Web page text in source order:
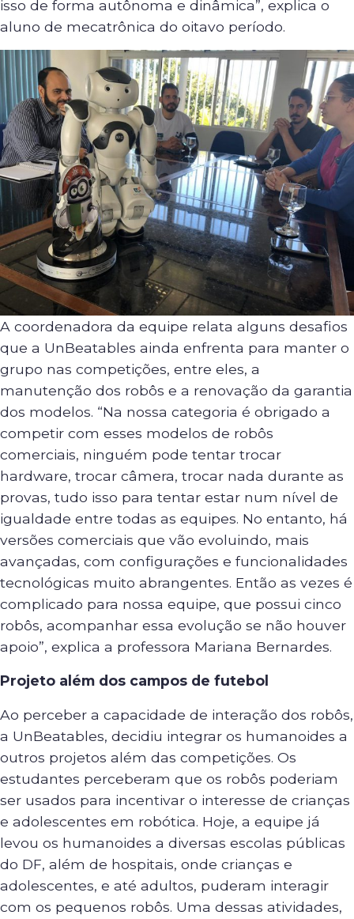
isso de forma autônoma e dinâmica”, explica o
aluno de mecatrônica do oitavo período.
A coordenadora da equipe relata alguns desafios
que a UnBeatables ainda enfrenta para manter o
grupo nas competições, entre eles, a
manutenção dos robôs e a renovação da garantia
dos modelos. “Na nossa categoria é obrigado a
competir com esses modelos de robôs
comerciais, ninguém pode tentar trocar
hardware, trocar câmera, trocar nada durante as
provas, tudo isso para tentar estar num nível de
igualdade entre todas as equipes. No entanto, há
versões comerciais que vão evoluindo, mais
avançadas, com configurações e funcionalidades
tecnológicas muito abrangentes. Então as vezes é
complicado para nossa equipe, que possui cinco
robôs, acompanhar essa evolução se não houver
apoio”, explica a professora Mariana Bernardes.
Projeto além dos campos de futebol
Ao perceber a capacidade de interação dos robôs,
a UnBeatables, decidiu integrar os humanoides a
outros projetos além das competições. Os
estudantes perceberam que os robôs poderiam
ser usados para incentivar o interesse de crianças
e adolescentes em robótica. Hoje, a equipe já
levou os humanoides a diversas escolas públicas
do DF, além de hospitais, onde crianças e
adolescentes, e até adultos, puderam interagir
com os pequenos robôs. Uma dessas atividades,